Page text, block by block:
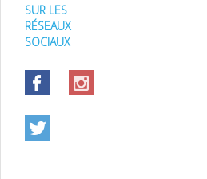
SUR LES
RÉSEAUX
SOCIAUX